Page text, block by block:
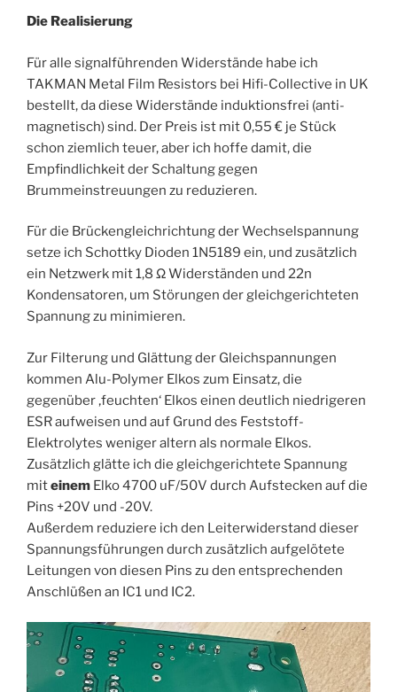
Die Realisierung
Für alle signalführenden Widerstände habe ich
TAKMAN Metal Film Resistors bei Hifi-Collective in UK
bestellt, da diese Widerstände induktionsfrei (anti-
magnetisch) sind. Der Preis ist mit 0,55 € je Stück
schon ziemlich teuer, aber ich hoffe damit, die
Empfindlichkeit der Schaltung gegen
Brummeinstreuungen zu reduzieren.
Für die Brückengleichrichtung der Wechselspannung
setze ich Schottky Dioden 1N5189 ein, und zusätzlich
ein Netzwerk mit 1,8 Ω Widerständen und 22n
Kondensatoren, um Störungen der gleichgerichteten
Spannung zu minimieren.
Zur Filterung und Glättung der Gleichspannungen
kommen Alu-Polymer Elkos zum Einsatz, die
gegenüber ‚feuchten‘ Elkos einen deutlich niedrigeren
ESR aufweisen und auf Grund des Feststoff-
Elektrolytes weniger altern als normale Elkos.
Zusätzlich glätte ich die gleichgerichtete Spannung
miteinem Elko 4700 uF/50V durch Aufstecken auf die
Pins +20V und -20V.
Außerdem reduziere ich den Leiterwiderstand dieser
Spannungsführungen durch zusätzlich aufgelötete
Leitungen von diesen Pins zu den entsprechenden
Anschlüßen an IC1 und IC2.